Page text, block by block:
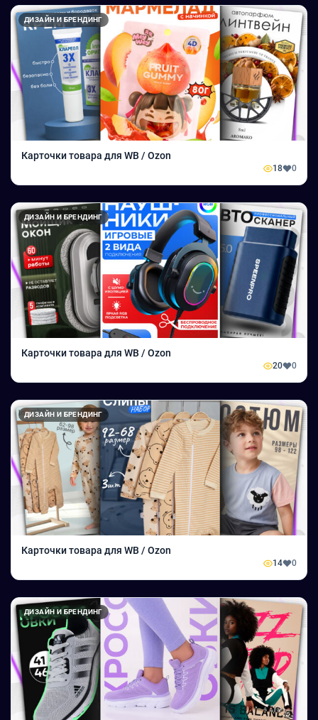
ДИЗАЙН И БРЕНДИНГ
Карточки товара для WB / Ozon
18 0
ДИЗАЙН И БРЕНДИНГ
Карточки товара для WB / Ozon
20 0
ДИЗАЙН И БРЕНДИНГ
Карточки товара для WB / Ozon
14 0
ДИЗАЙН И БРЕНДИНГ